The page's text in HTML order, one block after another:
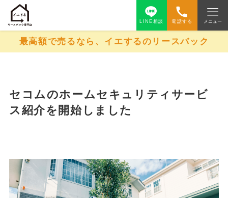
LINE相談 電話する メニュー
最高額で売るなら、イエするのリースバック
セコムのホームセキュリティサービ
ス紹介を開始しました